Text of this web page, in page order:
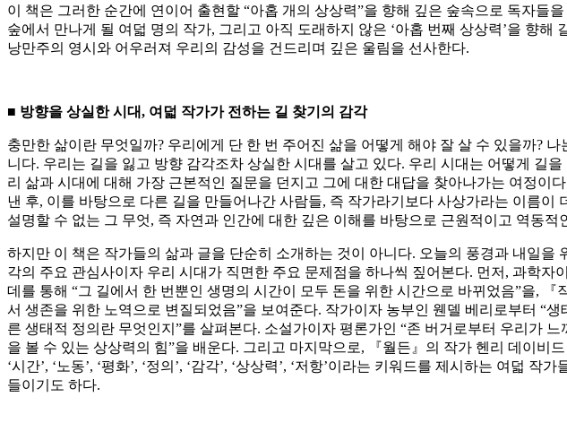
이 책은 그러한 순간에 연이어 출현할 “아홉 개의 상상력”을 향해 깊은 숲속으로 독자들
숲에서 만나게 될 여덟 명의 작가, 그리고 아직 도래하지 않은 ‘아홉 번째 상상력’을 향
낭만주의 영시와 어우러져 우리의 감성을 건드리며 깊은 울림을 선사한다.
■ 방향을 상실한 시대, 여덟 작가가 전하는 길 찾기의 감각
충만한 삶이란 무엇일까? 우리에게 단 한 번 주어진 삶을 어떻게 해야 잘 살 수 있을까?
니다. 우리는 길을 잃고 방향 감각조차 상실한 시대를 살고 있다. 우리 시대는 어떻게 길
리 삶과 시대에 대해 가장 근본적인 질문을 던지고 그에 대한 대답을 찾아나가는 여정이
낸 후, 이를 바탕으로 다른 길을 만들어나간 사람들, 즉 작가라기보다 사상가라는 이름이
설명할 수 없는 그 무엇, 즉 자연과 인간에 대한 깊은 이해를 바탕으로 근원적이고 역동적
하지만 이 책은 작가들의 삶과 글을 단순히 소개하는 것이 아니다. 오늘의 풍경과 내일
각의 주요 관심사이자 우리 시대가 직면한 주요 문제점을 하나씩 짚어본다. 먼저, 과학
데를 통해 “그 길에서 한 번뿐인 생명의 시간이 모두 돈을 위한 시간으로 바뀌었음”을,
서 생존을 위한 노역으로 변질되었음”을 보여준다. 작가이자 농부인 웬델 베리로부터 “
른 생태적 정의란 무엇인지”를 살펴본다. 소설가이자 평론가인 “존 버거로부터 우리가
을 볼 수 있는 상상력의 힘”을 배운다. 그리고 마지막으로, 『월든』의 작가 헨리 데이비
‘시간’, ‘노동’, ‘평화’, ‘정의’, ‘감각’, ‘상상력’, ‘저항’이라는 키워드를 제시하는 여
들이기도 하다.